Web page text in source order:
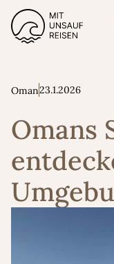
Oman23.1.2026
Omans